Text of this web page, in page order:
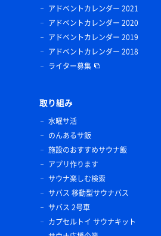
アドベントカレンダー 2021
アドベントカレンダー 2020
アドベントカレンダー 2019
アドベントカレンダー 2018
ライター募集
取り組み
水曜サ活
のんあるサ飯
施設のおすすめサウナ飯
アプリ作ります
サウナ楽しむ検索
サバス 移動型サウナバス
サバス 2号車
カプセルトイ サウナキット